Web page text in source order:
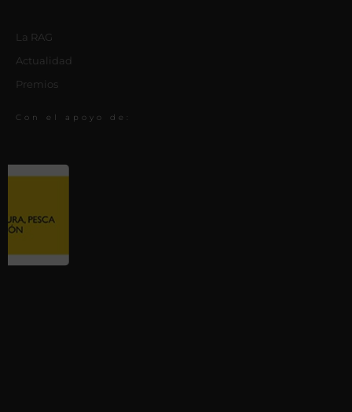
La RAG
Actualidad
Premios
Con el apoyo de: